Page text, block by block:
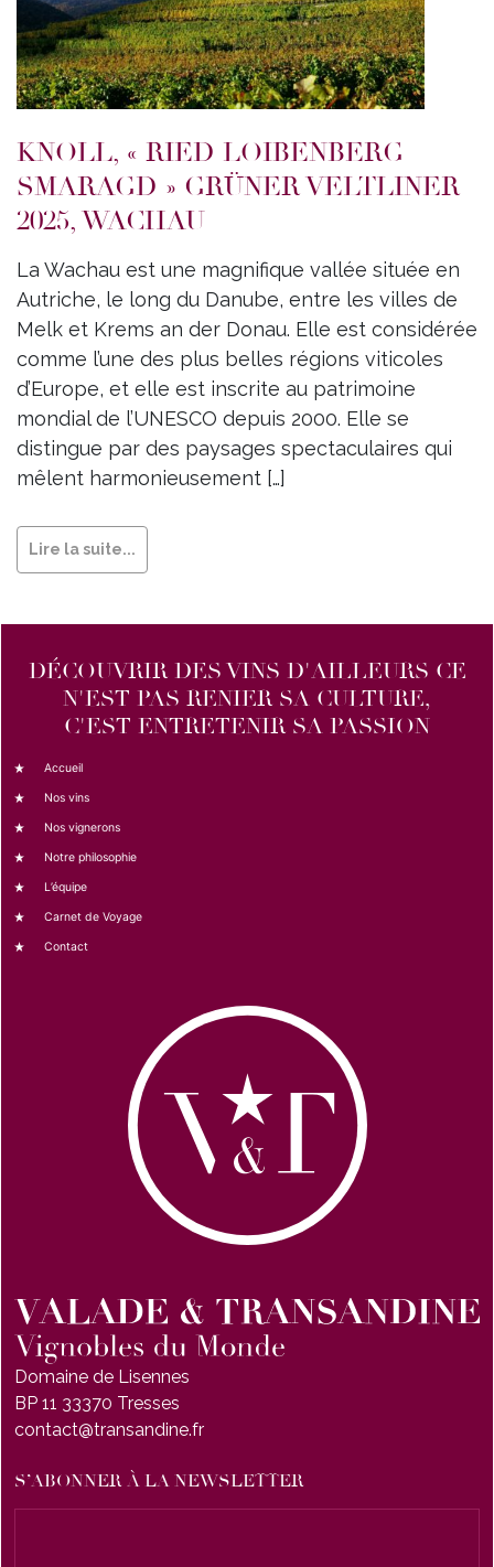
KNOLL, « RIED LOIBENBERG
SMARAGD » GRÜNER VELTLINER
2025, WACHAU
La Wachau est une magnifique vallée située en
Autriche, le long du Danube, entre les villes de
Melk et Krems an der Donau. Elle est considérée
comme l’une des plus belles régions viticoles
d’Europe, et elle est inscrite au patrimoine
mondial de l’UNESCO depuis 2000. Elle se
distingue par des paysages spectaculaires qui
mêlent harmonieusement […]
Lire la suite...
DÉCOUVRIR DES VINS D'AILLEURS CE
N'EST PAS RENIER SA CULTURE,
C'EST ENTRETENIR SA PASSION
Accueil
Nos vins
Nos vignerons
Notre philosophie
L’équipe
Carnet de Voyage
Contact
Domaine de Lisennes
BP 11 33370 Tresses
contact@transandine.fr
S’ABONNER À LA NEWSLETTER